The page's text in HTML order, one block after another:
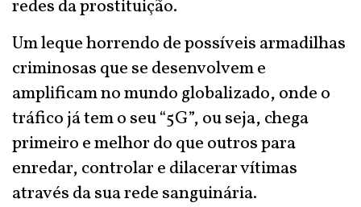
redes da prostituição.
Um leque horrendo de possíveis armadilhas
criminosas que se desenvolvem e
amplificam no mundo globalizado, onde o
tráfico já tem o seu “5G”, ou seja, chega
primeiro e melhor do que outros para
enredar, controlar e dilacerar vítimas
através da sua rede sanguinária.